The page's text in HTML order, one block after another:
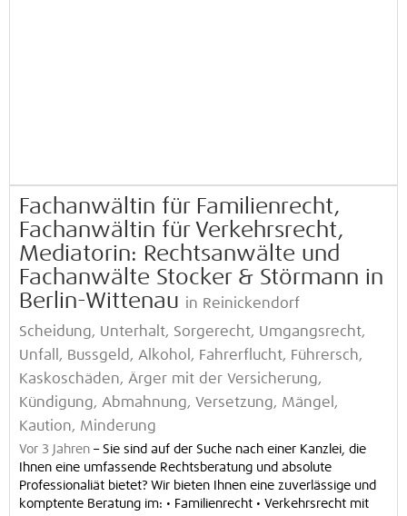
Fachanwältin für Familienrecht,
Fachanwältin für Verkehrsrecht,
Mediatorin: Rechtsanwälte und
Fachanwälte Stocker & Störmann in
Berlin-Wittenau in Reinickendorf
Scheidung, Unterhalt, Sorgerecht, Umgangsrecht,
Unfall, Bussgeld, Alkohol, Fahrerflucht, Führersch,
Kaskoschäden, Ärger mit der Versicherung,
Kündigung, Abmahnung, Versetzung, Mängel,
Kaution, Minderung
Vor 3 Jahren – Sie sind auf der Suche nach einer Kanzlei, die
Ihnen eine umfassende Rechtsberatung und absolute
Professionaliät bietet? Wir bieten Ihnen eine zuverlässige und
komptente Beratung im: • Familienrecht • Verkehrsrecht mit